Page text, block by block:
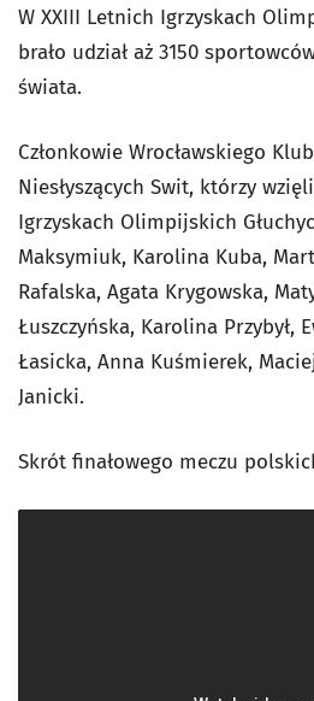
W XXIII Letnich Igrzyskach
brało udział aż 3150
świata.
Członkowie Wrocławskiego
Niesłyszących Swit, którzy
Igrzyskach Olimpijskich
Maksymiuk, Karolina Kuba,
Rafalska, Agata Krygowska,
Łuszczyńska, Karolina Przybył,
Łasicka, Anna Kuśmierek,
Janicki.
Skrót finałowego meczu